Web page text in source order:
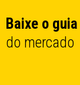
Baixe o
do mercado